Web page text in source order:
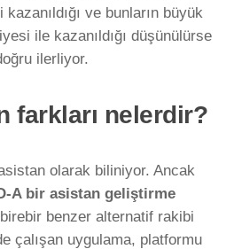
ve bunların büyük
ile kazanıldığı düşünülürse
ilerliyor.
farkları nelerdir?
olarak biliniyor. Ancak
A bir asistan geliştirme
benzer alternatif rakibi
çalışan uygulama, platformu